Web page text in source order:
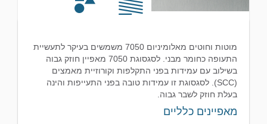
מוטות וחוטים מאלומיניום 7050 משמשים בעיקר לתעשיית
התעופה כחומר מבני. לסגסוגת 7050 מאפיין חוזק גבוה
בשילוב עם עמידות בפני התקלפות וקורוזיית מאמצים
(SCC). לסגסוגת זו עמידות טובה בפני התעייפות והינה
בעלת חוזק לשבר גבוה.
מאפיינים כלליים